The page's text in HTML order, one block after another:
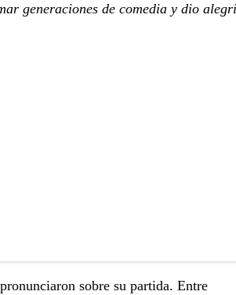
generaciones de comedia y dio
sobre su partida. Entre